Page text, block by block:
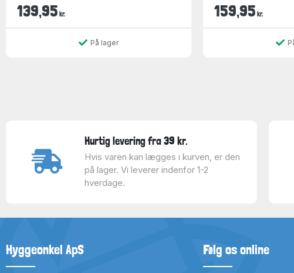
139,95 kr.
På lager
159,95 kr.
Hurtig levering fra 39 kr.
Hvis varen kan lægges i kurven, er den
på lager. Vi leverer indenfor 1-2
hverdage.
Hyggeonkel ApS Følg os online